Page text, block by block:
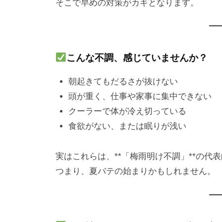
そこで早めの対策がカギとなります。
こんな不調、感じていませんか？
朝起きてもだるさが抜けない
頭が重く、仕事や家事に集中できない
クーラーで体が冷え切っている
食欲がない、または眠りが浅い
実はこれらは、**「梅雨明け不調」**の代表
つまり、夏バテの始まりかもしれません。